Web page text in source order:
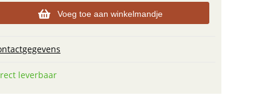
Voeg toe aan winkelmandje
leverbaar